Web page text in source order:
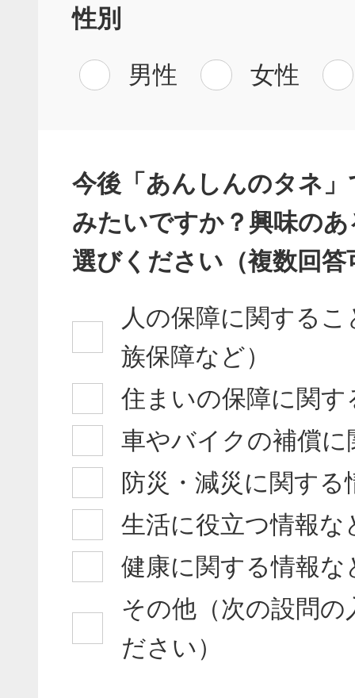
性別
男性 女性
今後「あんしんのタネ
みたいですか？興味の
選びください（複数回答
人の保障に関する
族保障など）
住まいの保障に関す
車やバイクの補償
防災・減災に関する
生活に役立つ情報な
健康に関する情報な
その他（次の設問
ださい）